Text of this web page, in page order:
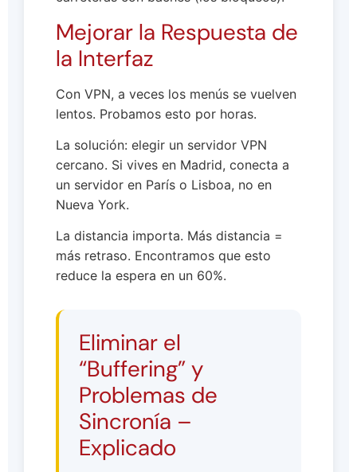
Mejorar la Respuesta de
la Interfaz
Con VPN, a veces los menús se vuelven
lentos. Probamos esto por horas.
La solución: elegir un servidor VPN
cercano. Si vives en Madrid, conecta a
un servidor en París o Lisboa, no en
Nueva York.
La distancia importa. Más distancia =
más retraso. Encontramos que esto
reduce la espera en un 60%.
Eliminar el
“Buffering” y
Problemas de
Sincronía –
Explicado